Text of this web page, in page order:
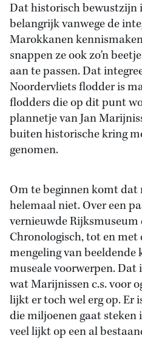
Dat historisch bewustzijn
belangrijk vanwege de
Marokkanen
snappen ze ook zo'n
aan te passen. Dat
Noordervliets flodder is
flodders die op dit punt
plannetje van Jan
buiten historische kring
genomen.
Om te beginnen komt
helemaal niet. Over een
vernieuwde
Chronologisch, tot en met
mengeling van beeldende
museale voorwerpen. Dat
wat Marijnissen c.s. voor
lijkt er toch wel erg op. Er
die miljoenen gaat steken
veel lijkt op een al